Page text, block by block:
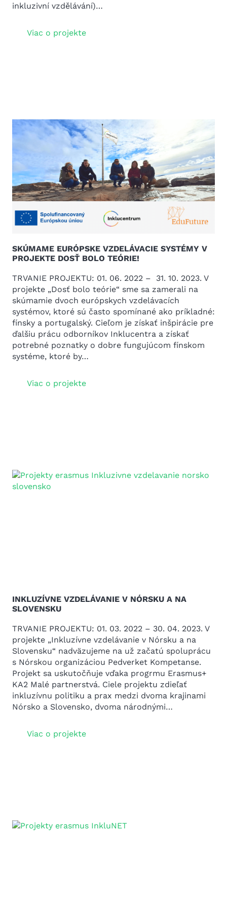
inkluzivní vzdělávání)…
Viac o projekte
SKÚMAME EURÓPSKE VZDELÁVACIE SYSTÉMY V
PROJEKTE DOSŤ BOLO TEÓRIE!
TRVANIE PROJEKTU: 01. 06. 2022 – 31. 10. 2023. V
projekte „Dosť bolo teórie“ sme sa zamerali na
skúmamie dvoch európskych vzdelávacích
systémov, ktoré sú často spomínané ako príkladné:
fínsky a portugalský. Cieľom je získať inšpirácie pre
ďalšiu prácu odborníkov Inklucentra a získať
potrebné poznatky o dobre fungujúcom fínskom
systéme, ktoré by…
Viac o projekte
INKLUZÍVNE VZDELÁVANIE V NÓRSKU A NA
SLOVENSKU
TRVANIE PROJEKTU: 01. 03. 2022 – 30. 04. 2023. V
projekte „Inkluzívne vzdelávanie v Nórsku a na
Slovensku“ nadväzujeme na už začatú spoluprácu
s Nórskou organizáciou Pedverket Kompetanse.
Projekt sa uskutočňuje vďaka progrmu Erasmus+
KA2 Malé partnerstvá. Ciele projektu zdieľať
inkluzívnu politiku a prax medzi dvoma krajinami
Nórsko a Slovensko, dvoma národnými…
Viac o projekte